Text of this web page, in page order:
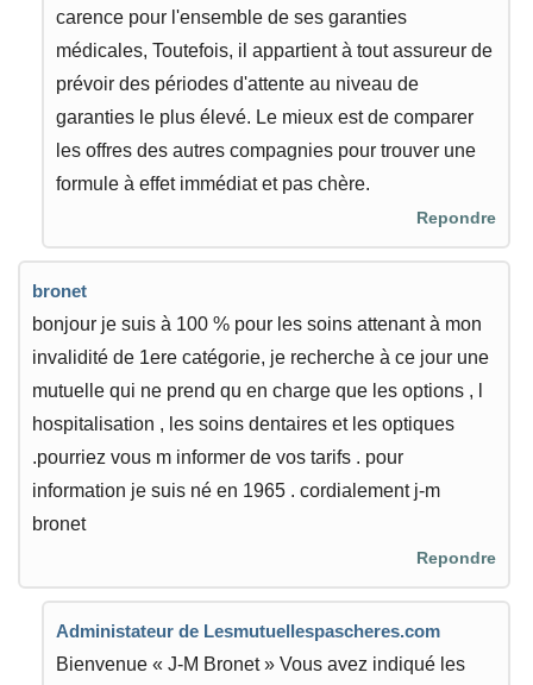
carence pour l'ensemble de ses garanties
médicales, Toutefois, il appartient à tout assureur de
prévoir des périodes d'attente au niveau de
garanties le plus élevé. Le mieux est de comparer
les offres des autres compagnies pour trouver une
formule à effet immédiat et pas chère.
Repondre
bronet
bonjour je suis à 100 % pour les soins attenant à mon
invalidité de 1ere catégorie, je recherche à ce jour une
mutuelle qui ne prend qu en charge que les options , l
hospitalisation , les soins dentaires et les optiques
.pourriez vous m informer de vos tarifs . pour
information je suis né en 1965 . cordialement j-m
bronet
Repondre
Administateur de Lesmutuellespascheres.com
Bienvenue « J-M Bronet » Vous avez indiqué les